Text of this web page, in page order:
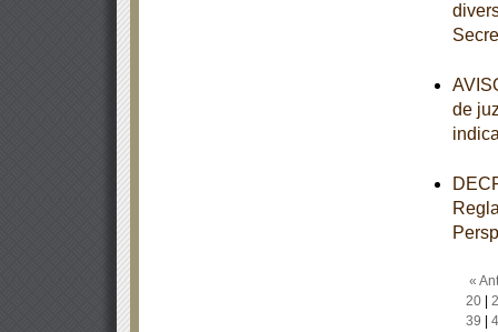
de
«
20|
39